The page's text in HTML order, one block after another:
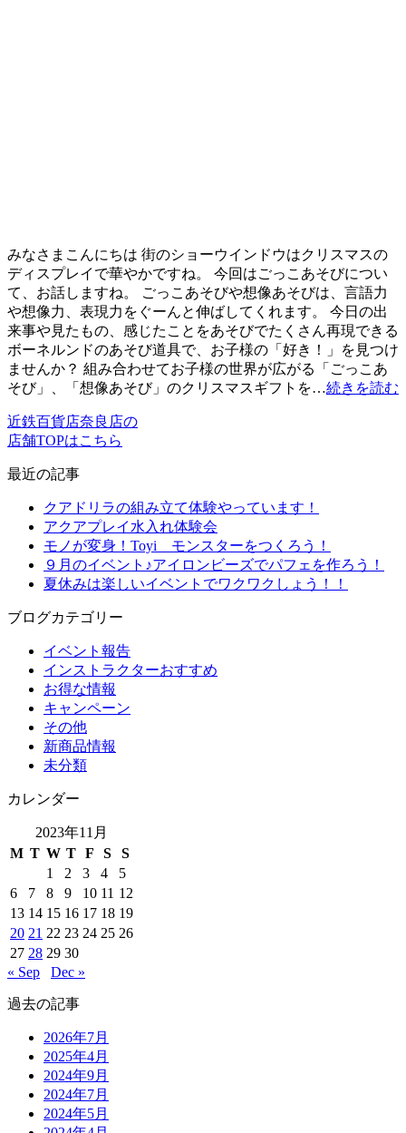
みなさまこんにちは 街のショーウインドウはクリスマスの
ディスプレイで華やかですね。 今回はごっこあそびについ
て、お話しますね。 ごっこあそびや想像あそびは、言語力
や想像力、表現力をぐーんと伸ばしてくれます。 今日の出
来事や見たもの、感じたことをあそびでたくさん再現できる
ボーネルンドのあそび道具で、お子様の「好き！」を見つけ
ませんか？ 組み合わせてお子様の世界が広がる「ごっこあ
そび」、「想像あそび」のクリスマスギフトを…続きを読む
近鉄百貨店奈良店の
店舗TOPはこちら
最近の記事
クアドリラの組み立て体験やっています！
アクアプレイ水入れ体験会
モノが変身！Toyi モンスターをつくろう！
９月のイベント♪アイロンビーズでパフェを作ろう！
夏休みは楽しいイベントでワクワクしょう！！
ブログカテゴリー
イベント報告
インストラクターおすすめ
お得な情報
キャンペーン
その他
新商品情報
未分類
カレンダー
2023年11月
M T W T F S
S
1
2 3 4
5
6
7 8 9 10 11 12
13 14 15 16 17 18 19
20 21 22 23 24 25 26
27 28 29 30
« Sep
Dec »
過去の記事
2026年7月
2025年4月
2024年9月
2024年7月
2024年5月